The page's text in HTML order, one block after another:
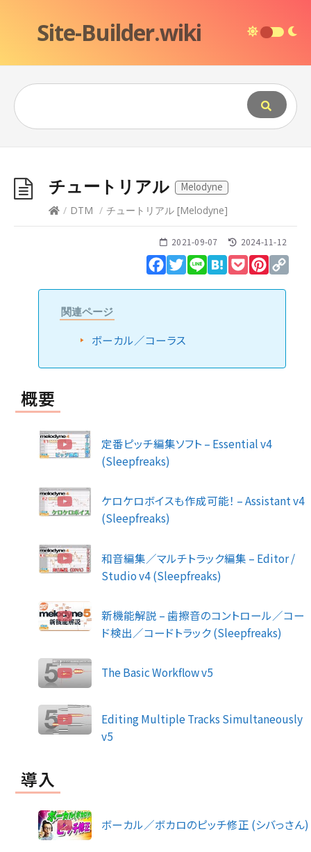
Site-Builder.wiki
チュートリアル
Melodyne
/ DTM / チュートリアル [Melodyne]
2021-09-07 2024-11-12
Facebook
Twitter
Line HatenaPocket
関連ページ
ボーカル／コーラス
概要
定番ピッチ編集ソフト – Essential v4
(Sleepfreaks)
ケロケロボイスも作成可能！ – Assistant v4
(Sleepfreaks)
和音編集／マルチトラック編集 – Editor /
Studio v4 (Sleepfreaks)
新機能解説 – 歯擦音のコントロール／コー
ド検出／コードトラック (Sleepfreaks)
The Basic Workflow v5
Editing Multiple Tracks Simultaneously
v5
導入
ボーカル／ボカロのピッチ修正 (シバっさん)